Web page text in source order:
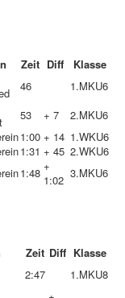
Zeit Diff
Klasse
46 1.MKU6
53 + 7 2.MKU6
1:00 + 14 1.WKU6
1:31 + 45 2.WKU6
1:48 +
1:02 3.MKU6
Zeit Diff Klasse
2:47 1.MKU8